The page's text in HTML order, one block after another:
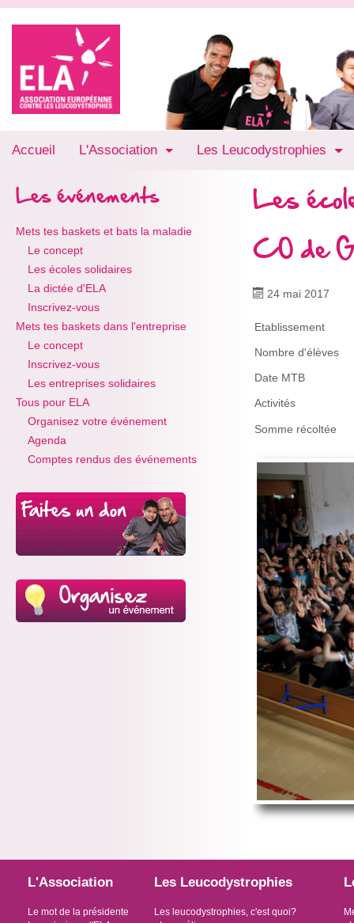
Accueil L'Association Les Leucodystrophies
Les événements
Mets tes baskets et bats la maladie
Le concept
Les écoles solidaires
La dictée d'ELA
Inscrivez-vous
Mets tes baskets dans l'entreprise
Le concept
Inscrivez-vous
Les entreprises solidaires
Tous pour ELA
Organisez votre événement
Agenda
Comptes rendus des événements
Les
CO de
24 mai 2017
Etablissement
Nombre d'élèves
Date MTB
Activités
Somme récoltée
L'Association
Le mot de la présidente
Les Leucodystrophies
Les leucodystrophies, c'est quoi?